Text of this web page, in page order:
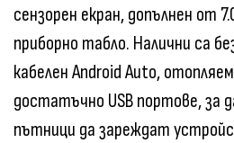
сензорен екран, допълнен от
приборно табло. Налични са
кабелен Android Auto,
достатъчно USB портове, за
пътници да зареждат